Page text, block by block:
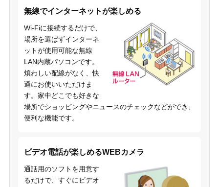
無線でインターネットが楽しめる
Wi-Fiに接続するだけで、
場所を選ばずインターネ
ットが使用可能な無線
LAN内蔵パソコンです。
煩わしい配線がなく、快
適にお使いいただけま
す。家中どこでも好きな
場所でショッピングやニュースのチェックなどができ、
便利な機能です。
ビデオ電話が楽しめるWEBカメラ
通話用のソフトを用意す
るだけで、すぐにビデオ